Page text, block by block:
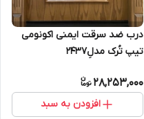
درب ضد سرقت ایمنی اکونومی
تیپ تُرک مدلِ2437
28,253,000
افزودن به سبد